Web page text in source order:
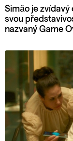
Simão je
svou
nazvaný Game